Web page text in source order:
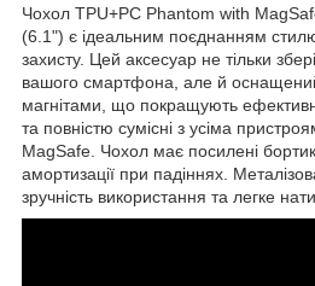
Чохол TPU+PC Phantom with
(6.1") є ідеальним поєднанням
захисту. Цей аксесуар не тільки
вашого смартфона, але й
магнітами, що покращують
та повністю сумісні з усіма
MagSafe. Чохол має посилені
амортизації при падіннях.
зручність використання та легке